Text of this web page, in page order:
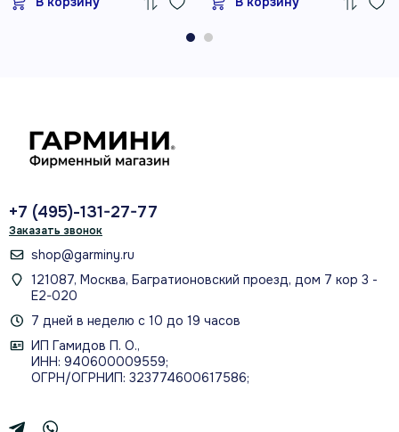
См. информацию об аэропорте
Сверьте свое самочувствие с
отслеживанием стресса,
Двигайтесь с помощью спортивных
приложений, анимированных
тренировок и показателей
результативности.
+7 (495)-131-27-77
Заказать звонок
shop@garminy.ru
121087, Москва, Багратионовский проезд, дом 7 кор 3 -
Е2-020
7 дней в неделю с 10 до 19 часов
ИП Гамидов П. О.,
ИНН: 940600009559;
ОГРН/ОГРНИП: 323774600617586;